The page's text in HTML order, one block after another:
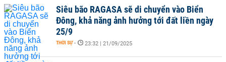
Siêu bão RAGASA sẽ di chuyển vào Biển
Đông, khả năng ảnh hưởng tới đất liền ngày
25/9
THỜI SỰ - 23:32 | 21/09/2025